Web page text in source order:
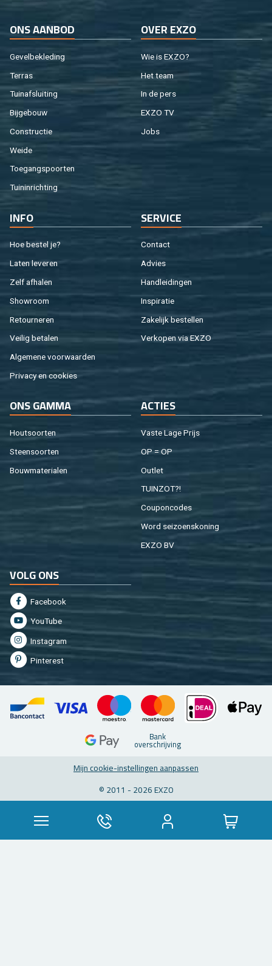
ONS AAN­BOD
Ge­vel­be­kle­ding
Ter­ras
Tuin­af­slui­ting
Bij­ge­bouw
Con­struc­tie
Weide
Toe­gangs­poor­ten
Tuin­in­rich­ting
OVER EXZO
Wie is EXZO?
Het team
In de pers
EXZO TV
Jobs
INFO
Hoe be­stel je?
Laten le­ve­ren
Zelf af­ha­len
Show­room
Re­tour­ne­ren
Vei­lig be­ta­len
Al­ge­me­ne voor­waar­den
Pri­va­cy en coo­kies
SER­VI­CE
Con­tact
Ad­vies
Hand­lei­din­gen
In­spi­ra­tie
Za­ke­lijk be­stel­len
Ver­ko­pen via EXZO
ONS GAMMA
Hout­soor­ten
Steen­soor­ten
Bouw­ma­te­ri­a­len
AC­TIES
Vaste Lage Prijs
OP = OP
Out­let
TUIN­ZOT?!
Cou­pon­co­des
Word sei­zoens­ko­ning
EXZO BV
VOLG ONS
Fa­cebook
You­Tu­be
In­st­agram
Pin­te­rest
Bank
over­schrij­ving
Mijn coo­kie-in­stel­lin­gen aan­pas­sen
© 2011 - 2026 EXZO